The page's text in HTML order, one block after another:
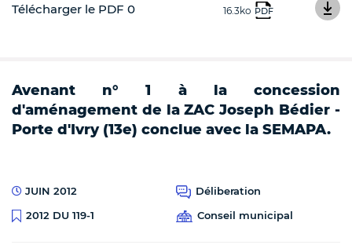
Télécharger le PDF 0 16.3ko PDF
Avenant n° 1 à la concession
d'aménagement de la ZAC Joseph Bédier -
Porte d'Ivry (13e) conclue avec la SEMAPA.
JUIN 2012
Déliberation
2012 DU 119-1
Conseil municipal